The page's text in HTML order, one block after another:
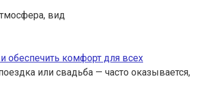
вид
обеспечить комфорт для всех
или свадьба — часто оказывается,